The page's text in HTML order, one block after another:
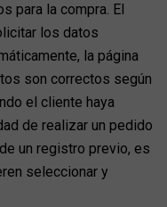
para la compra. El
los datos
la página
son correctos según
el cliente haya
de realizar un pedido
un registro previo, es
seleccionar y